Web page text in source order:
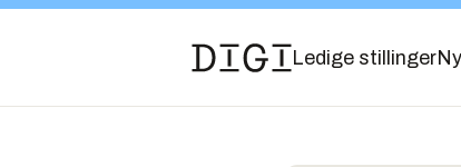
Ledige stillinger